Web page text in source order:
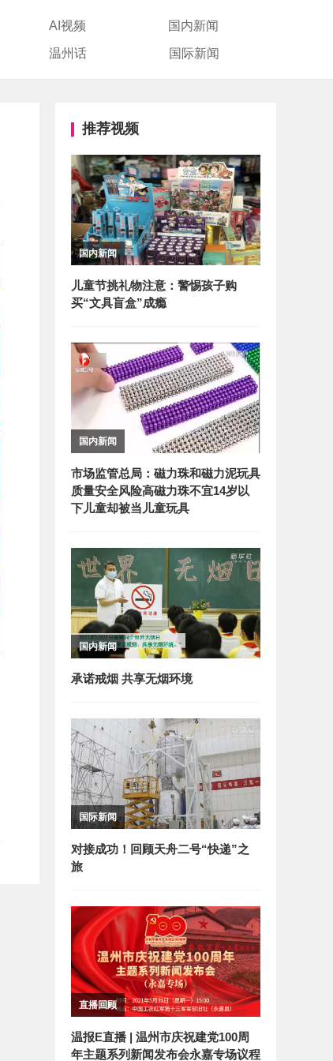
AI视频 国内新闻
温州话 国际新闻
推荐视频
国内新闻
儿童节挑礼物注意：警惕孩子购
买“文具盲盒”成瘾
国内新闻
市场监管总局：磁力珠和磁力泥玩具
质量安全风险高磁力珠不宜14岁以
下儿童却被当儿童玩具
国内新闻
承诺戒烟 共享无烟环境
国际新闻
对接成功！回顾天舟二号“快递”之
旅
直播回顾
温报E直播 | 温州市庆祝建党100周
年主题系列新闻发布会永嘉专场议程